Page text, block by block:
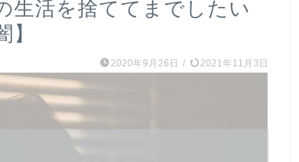
生活を捨ててまでしたい
2020年9月26日 / 2021年11月3日